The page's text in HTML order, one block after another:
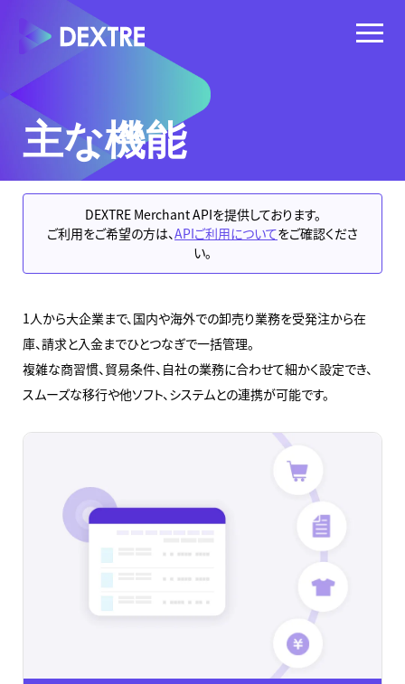
主な機能
DEXTRE Merchant APIを提供しております。
ご利用をご希望の方は、APIご利用についてをご確認くださ
い。
1人から大企業まで、国内や海外での卸売り業務を受発注から在
庫、請求と入金までひとつなぎで一括管理。
複雑な商習慣、貿易条件、自社の業務に合わせて細かく設定でき、
スムーズな移行や他ソフト、システムとの連携が可能です。